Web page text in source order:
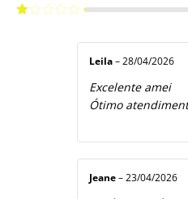
Avaliação
Leila – 28/04/2026
Excelente amei
Ótimo
Jeane – 23/04/2026